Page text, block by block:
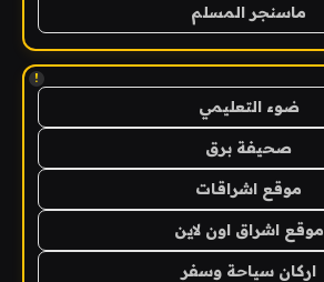
ماسنجر المسلم
!
ضوء التعليمي
صحيفة برق
موقع اشراقات
موقع اشراق اون لاين
اركان سياحة وسفر